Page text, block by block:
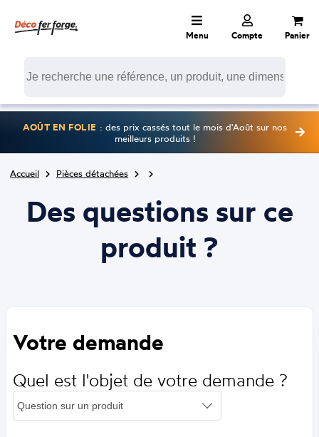
Menu Compte Panier
AOÛT EN FOLIE : des prix cassés tout le mois d'Août sur nos
meilleurs produits !
Accueil Pièces détachées
Des questions sur ce
produit ?
Votre demande
Quel est l'objet de votre demande ?